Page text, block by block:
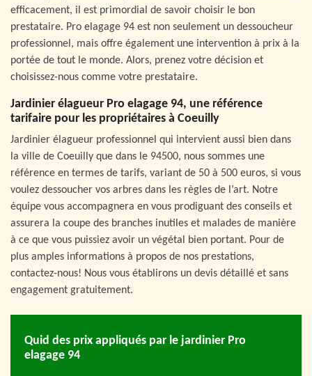
efficacement, il est primordial de savoir choisir le bon
prestataire. Pro elagage 94 est non seulement un dessoucheur
professionnel, mais offre également une intervention à prix à la
portée de tout le monde. Alors, prenez votre décision et
choisissez-nous comme votre prestataire.
Jardinier élagueur Pro elagage 94, une référence
tarifaire pour les propriétaires à Coeuilly
Jardinier élagueur professionnel qui intervient aussi bien dans
la ville de Coeuilly que dans le 94500, nous sommes une
référence en termes de tarifs, variant de 50 à 500 euros, si vous
voulez dessoucher vos arbres dans les règles de l’art. Notre
équipe vous accompagnera en vous prodiguant des conseils et
assurera la coupe des branches inutiles et malades de manière
à ce que vous puissiez avoir un végétal bien portant. Pour de
plus amples informations à propos de nos prestations,
contactez-nous! Nous vous établirons un devis détaillé et sans
engagement gratuitement.
Quid des prix appliqués par le jardinier Pro
elagage 94